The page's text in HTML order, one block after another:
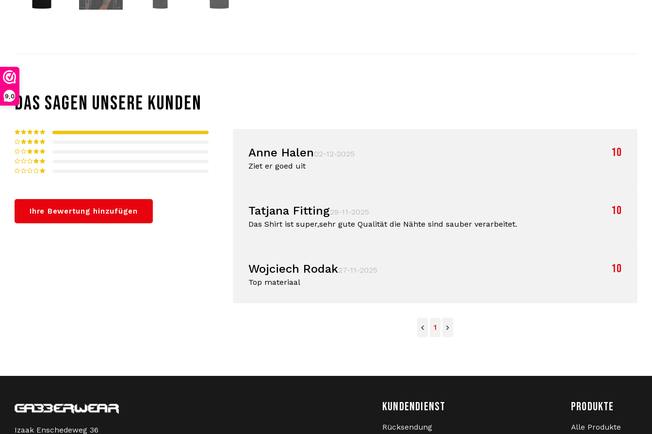
9,0DAS SAGEN UNSERE KUNDEN
Ihre Bewertung hinzufügen
Anne Halen02-12-2025 10
Ziet er goed uit
Tatjana Fitting29-11-2025 10
Das Shirt ist super,sehr gute Qualität die Nähte sind sauber verarbeitet.
Wojciech Rodak27-11-2025 10
Top materiaal
1
Izaak Enschedeweg 36
KUNDENDIENST
Rücksendung
PRODUKTE
Alle Produkte